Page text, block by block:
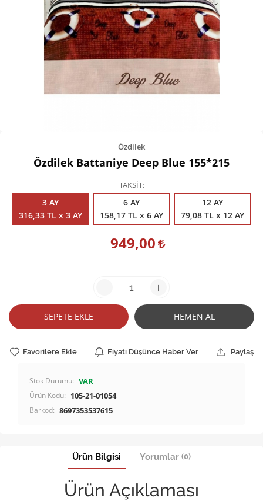
Kişisel Bakım
Züccaciye
Ev Tekstili
Çocuk Gereçleri
Özdilek
Özdilek Battaniye Deep Blue 155*215
TAKSİT
3 AY
316,33 TL x 3 AY
6 AY
158,17 TL x 6 AY
12 AY
79,08 TL x 12 AY
949,00
- +
SEPETE EKLE HEMEN AL
Favorilere Ekle Fiyatı Düşünce Haber Ver Paylaş
Stok Durumu: VAR
Ürün Kodu: 105-21-01054
Barkod: 8697353537615
Ürün Bilgisi Yorumlar (0)
Ürün Açıklaması